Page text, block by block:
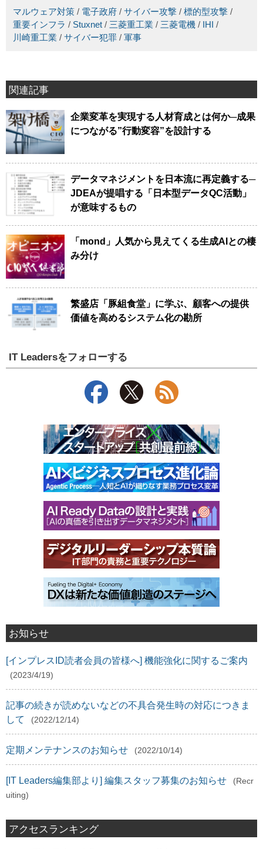
マルウェア対策 / 電子政府 / サイバー攻撃 / 標的型攻撃 /
重要インフラ / Stuxnet / 三菱重工業 / 三菱電機 / IHI
/
川崎重工業 / サイバー犯罪 / 軍事
関連記事
企業変革を実現する人材育成とは何か─成果
につながる”行動変容”を設計する
データマネジメントを日本流に再定義する─
JDEAが提唱する「日本型データQC活動」
が意味するもの
「mond」人気から見えてくる生成AIとの棲
み分け
繁盛店「豚組食堂」に学ぶ、顧客への提供
価値を高めるシステム化の勘所
IT Leadersをフォローする
お知らせ
[インプレスID読者会員の皆様へ] 機能強化に関するご案内
(2023/4/19)
記事の続きが読めないなどの不具合発生時の対応につきま
して
(2022/12/14)
定期メンテナンスのお知らせ (2022/10/14)
[IT Leaders編集部より] 編集スタッフ募集のお知らせ
(Recr
uiting)
アクセスランキング